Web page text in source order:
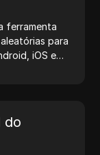
ferramenta
para
iOS e
hoje mesmo!
do